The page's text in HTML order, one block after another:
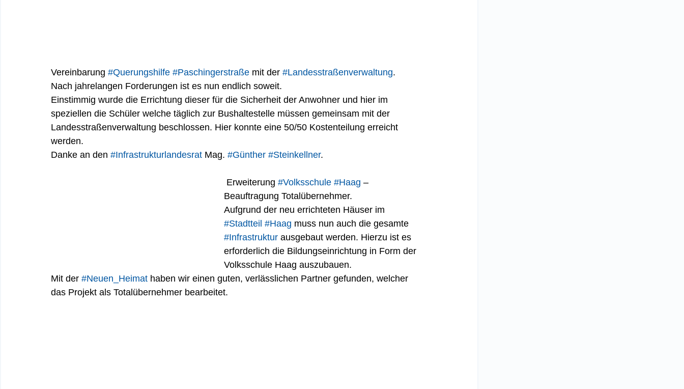
Vereinbarung #Querungshilfe #Paschingerstraße mit der #Landesstraßenverwaltung.
Nach jahrelangen Forderungen ist es nun endlich soweit.
Einstimmig wurde die Errichtung dieser für die Sicherheit der Anwohner und hier im
speziellen die Schüler welche täglich zur Bushaltestelle müssen gemeinsam mit der
Landesstraßenverwaltung beschlossen. Hier konnte eine 50/50 Kostenteilung erreicht
werden.
Danke an den #Infrastrukturlandesrat Mag. #Günther #Steinkellner.
Erweiterung #Volksschule #Haag –
Beauftragung Totalübernehmer.
Aufgrund der neu errichteten Häuser im
#Stadtteil #Haag muss nun auch die gesamte
#Infrastruktur ausgebaut werden. Hierzu ist es
erforderlich die Bildungseinrichtung in Form der
Volksschule Haag auszubauen.
Mit der #Neuen_Heimat haben wir einen guten, verlässlichen Partner gefunden, welcher
das Projekt als Totalübernehmer bearbeitet.